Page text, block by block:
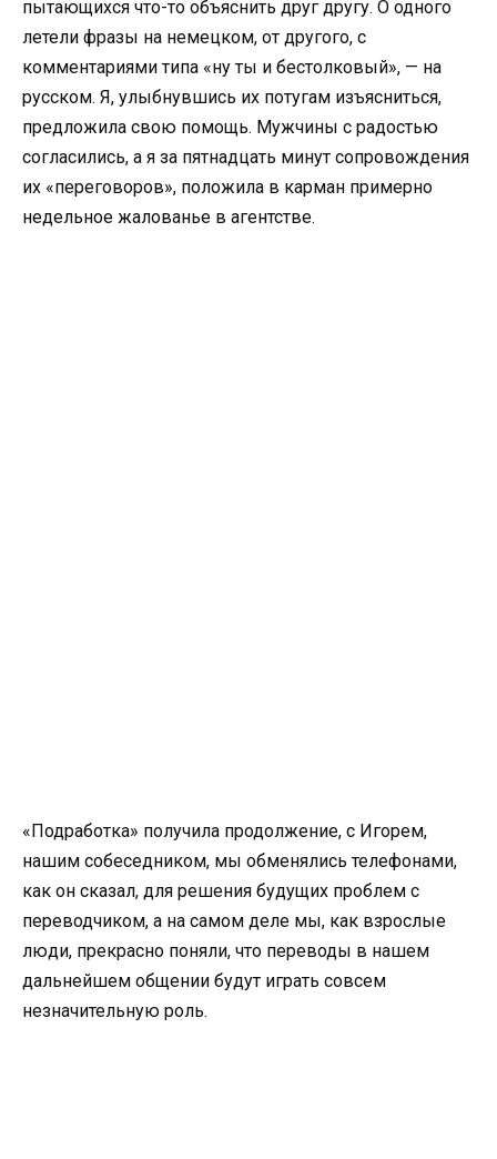
пытающихся что-то объяснить друг другу. О одного
летели фразы на немецком, от другого, с
комментариями типа «ну ты и бестолковый», — на
русском. Я, улыбнувшись их потугам изъясниться,
предложила свою помощь. Мужчины с радостью
согласились, а я за пятнадцать минут сопровождения
их «переговоров», положила в карман примерно
недельное жалованье в агентстве.
«Подработка» получила продолжение, с Игорем,
нашим собеседником, мы обменялись телефонами,
как он сказал, для решения будущих проблем с
переводчиком, а на самом деле мы, как взрослые
люди, прекрасно поняли, что переводы в нашем
дальнейшем общении будут играть совсем
незначительную роль.